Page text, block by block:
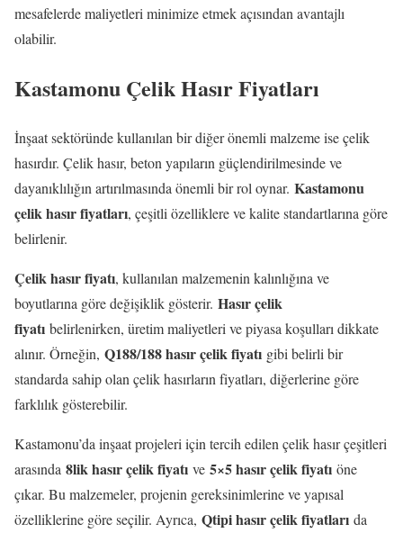
mesafelerde maliyetleri minimize etmek açısından avantajlı
olabilir.
Kastamonu Çelik Hasır Fiyatları
İnşaat sektöründe kullanılan bir diğer önemli malzeme ise çelik
hasırdır. Çelik hasır, beton yapıların güçlendirilmesinde ve
dayanıklılığın artırılmasında önemli bir rol oynar. Kastamonu
çelik hasır fiyatları, çeşitli özelliklere ve kalite standartlarına göre
belirlenir.
Çelik hasır fiyatı, kullanılan malzemenin kalınlığına ve
boyutlarına göre değişiklik gösterir. Hasır çelik
fiyatı belirlenirken, üretim maliyetleri ve piyasa koşulları dikkate
alınır. Örneğin, Q188/188 hasır çelik fiyatı gibi belirli bir
standarda sahip olan çelik hasırların fiyatları, diğerlerine göre
farklılık gösterebilir.
Kastamonu’da inşaat projeleri için tercih edilen çelik hasır çeşitleri
arasında 8lik hasır çelik fiyatı ve 5×5 hasır çelik fiyatı öne
çıkar. Bu malzemeler, projenin gereksinimlerine ve yapısal
özelliklerine göre seçilir. Ayrıca, Qtipi hasır çelik fiyatları da